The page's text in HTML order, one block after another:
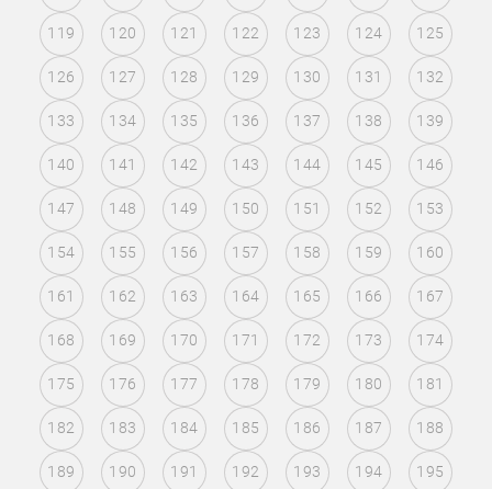
119 120 121 122 123 124 125
126 127 128 129 130 131 132
133 134 135 136 137 138 139
140 141 142 143 144 145 146
147 148 149 150 151 152 153
154 155 156 157 158 159 160
161 162 163 164 165 166 167
168 169 170 171 172 173 174
175 176 177 178 179 180 181
182 183 184 185 186 187 188
189 190 191 192 193 194 195